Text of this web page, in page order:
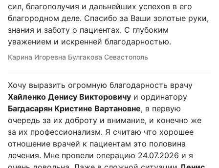
сил, благополучия и дальнейших успехов в его
благородном деле. Спасибо за Ваши золотые руки,
знания и заботу о пациентах. С глубоким
уважением и искренней благодарностью.
Карина Игоревна Булгакова Севастополь
Хочу выразить огромную благодарность врачу
Хайленко Денису Викторовичу и ординатору
Багдасарян Кристине Вартановне, в первую
очередь за их доброту и внимание, и конечно же
за их профессионализм. Я считаю что хорошее
отношение врачей к пациентам это половина
лечения. Мне провели операцию 24.07.2026 и я